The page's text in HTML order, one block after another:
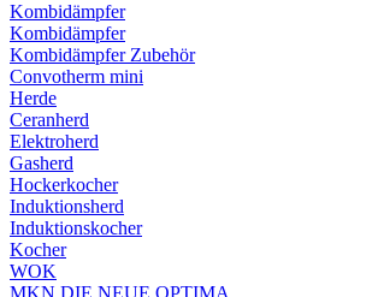
Kombidämpfer
Kombidämpfer
Kombidämpfer Zubehör
Convotherm mini
Herde
Ceranherd
Elektroherd
Gasherd
Hockerkocher
Induktionsherd
Induktionskocher
Kocher
WOK
MKN DIE NEUE OPTIMA